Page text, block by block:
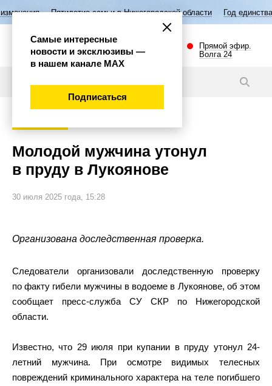
семьи в Нижегородской области Год единства народов России
Прямой эфир.
Волга 24
Молодой мужчина утонул
в пруду в Лукоянове
30 июля 2025 года, 15:28
Организована доследственная проверка.
Следователи организовали доследственную проверку
по факту гибели мужчины в водоеме в Лукоянове, об этом
сообщает пресс-служба СУ СКР по Нижегородской
области.
Известно, что 29 июля при купании в пруду утонул 24-
летний мужчина. При осмотре видимых телесных
повреждений криминального характера на теле погибшего
Самые интересные
новости и эксклюзивы —
в нашем канале МАХ
Подписаться